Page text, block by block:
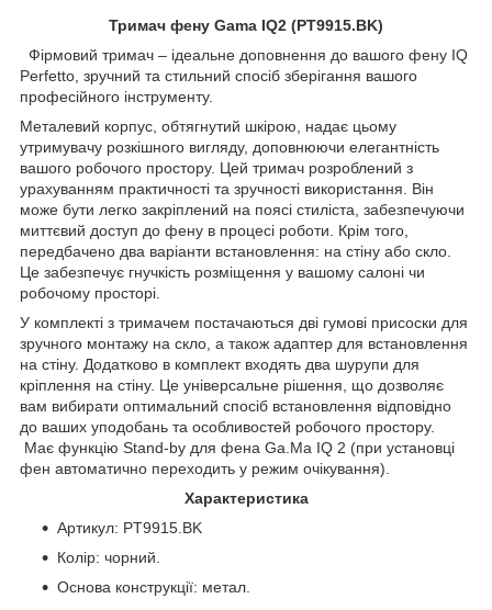
Тримач фену Gama IQ2 (PT9915.BK)
Фірмовий тримач – ідеальне доповнення до вашого фену IQ
Perfetto, зручний та стильний спосіб зберігання вашого
професійного інструменту.
Металевий корпус, обтягнутий шкірою, надає цьому
утримувачу розкішного вигляду, доповнюючи елегантність
вашого робочого простору. Цей тримач розроблений з
урахуванням практичності та зручності використання. Він
може бути легко закріплений на поясі стиліста, забезпечуючи
миттєвий доступ до фену в процесі роботи. Крім того,
передбачено два варіанти встановлення: на стіну або скло.
Це забезпечує гнучкість розміщення у вашому салоні чи
робочому просторі.
У комплекті з тримачем постачаються дві гумові присоски для
зручного монтажу на скло, а також адаптер для встановлення
на стіну. Додатково в комплект входять два шурупи для
кріплення на стіну. Це універсальне рішення, що дозволяє
вам вибирати оптимальний спосіб встановлення відповідно
до ваших уподобань та особливостей робочого простору.
Має функцію Stand-by для фена Ga.Ma IQ 2 (при установці
фен автоматично переходить у режим очікування).
Характеристика
Артикул: PT9915.BK
Колір: чорний.
Основа конструкції: метал.